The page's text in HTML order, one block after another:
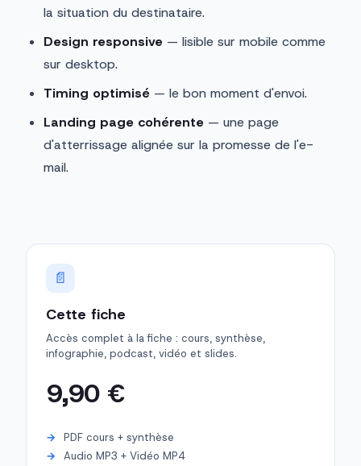
la situation du destinataire.
Design responsive — lisible sur mobile comme
sur desktop.
Timing optimisé — le bon moment d'envoi.
Landing page cohérente — une page
d'atterrissage alignée sur la promesse de l'e-
mail.
📄
Cette fiche
Accès complet à la fiche : cours, synthèse,
infographie, podcast, vidéo et slides.
9,90 €
PDF cours + synthèse
Audio MP3 + Vidéo MP4